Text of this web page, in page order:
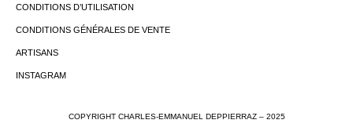
CONDITIONS D’UTILISATION
CONDITIONS GÉNÉRALES DE VENTE
ARTISANS
INSTAGRAM
COPYRIGHT CHARLES-EMMANUEL DEPPIERRAZ – 2025